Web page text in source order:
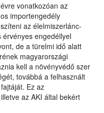
vonatkozóan az
importengedély
az élelmiszerlánc-
engedéllyel
de a türelmi idő alatt
magyarországi
kell a növényvédő szer
továbbá a felhasznált
Ez az
az AKI által bekért